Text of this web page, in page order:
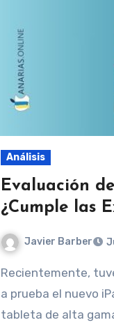
Análisis
Evaluación
¿Cumple las
Javier Barber
Recientemente, tuve la oportunidad de poner
a prueba el nuevo
tableta de alta